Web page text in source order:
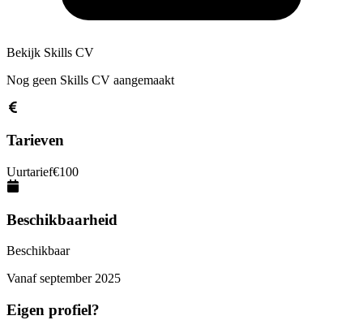
Bekijk Skills CV
Nog geen Skills CV aangemaakt
Tarieven
Uurtarief€100
Beschikbaarheid
Beschikbaar
Vanaf september 2025
Eigen profiel?